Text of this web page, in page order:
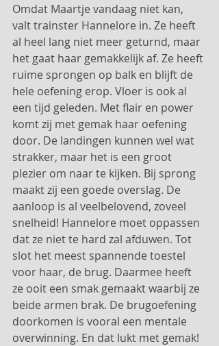
Omdat Maartje vandaag niet kan,
valt trainster Hannelore in. Ze heeft
al heel lang niet meer geturnd, maar
het gaat haar gemakkelijk af. Ze heeft
ruime sprongen op balk en blijft de
hele oefening erop. Vloer is ook al
een tijd geleden. Met flair en power
komt zij met gemak haar oefening
door. De landingen kunnen wel wat
strakker, maar het is een groot
plezier om naar te kijken. Bij sprong
maakt zij een goede overslag. De
aanloop is al veelbelovend, zoveel
snelheid! Hannelore moet oppassen
dat ze niet te hard zal afduwen. Tot
slot het meest spannende toestel
voor haar, de brug. Daarmee heeft
ze ooit een smak gemaakt waarbij ze
beide armen brak. De brugoefening
doorkomen is vooral een mentale
overwinning. En dat lukt met gemak!